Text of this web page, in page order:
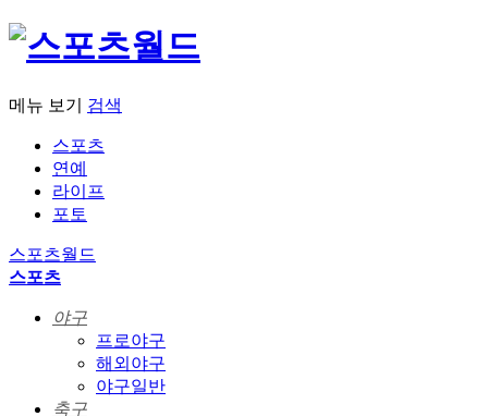
메뉴 보기 검색
스포츠
연예
라이프
포토
스포츠월드
스포츠
야구
프로야구
해외야구
야구일반
축구